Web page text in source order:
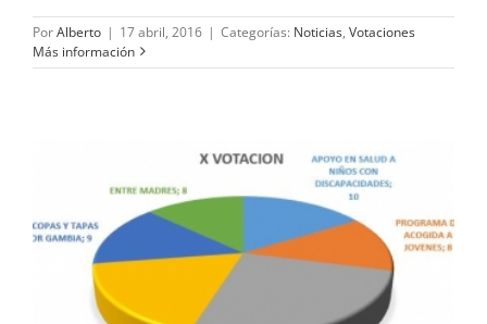
PorAlberto | 17 abril, 2016 | Categorías: Noticias, Votaciones
Más información